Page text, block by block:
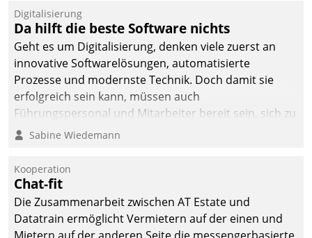
Digitalisierung
Da hilft die beste Software nichts
Geht es um Digitalisierung, denken viele zuerst an
innovative Softwarelösungen, automatisierte
Prozesse und modernste Technik. Doch damit sie
erfolgreich sein kann, müssen auch
Führungspersonal und Mitarbeiter bereit sein, sich zu
verändern und anzupassen, sonst werden sie an ihr
Sabine Wiedemann
Kooperation
Chat-fit
Die Zusammenarbeit zwischen AT Estate und
Datatrain ermöglicht Vermietern auf der einen und